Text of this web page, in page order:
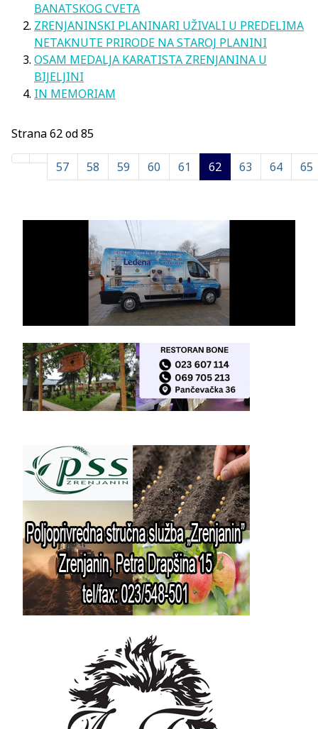
BANATSKOG CVETA
ZRENJANINSKI PLANINARI UŽIVALI U PREDELIMA
NETAKNUTE PRIRODE NA STAROJ PLANINI
OSAM MEDALJA KARATISTA ZRENJANINA U
BIJELJINI
IN MEMORIAM
Strana 62 od 85
57 58 59 60 61 62 63 64 65